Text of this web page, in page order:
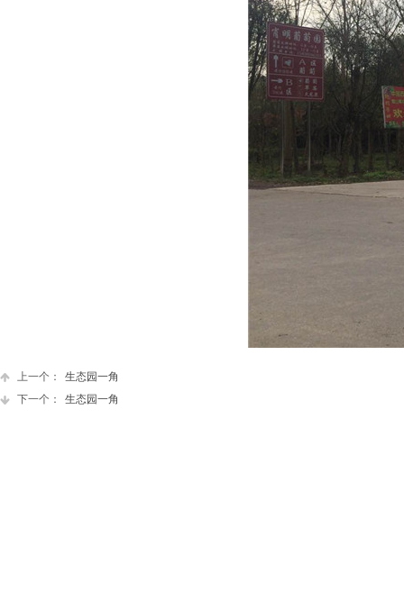
上一个：
生态园一角
下一个：
生态园一角